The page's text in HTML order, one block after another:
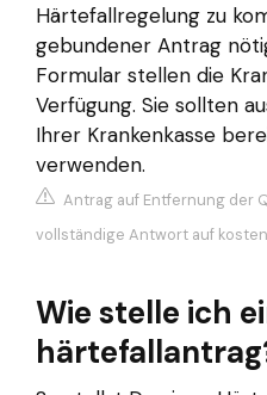
Härtefallregelung zu
gebundener Antrag
Formular stellen die
Verfügung. Sie sollten
Ihrer Krankenkasse
verwenden.
Antrag auf Entfernung der
vollständige Antwort auf
Wie stelle ich